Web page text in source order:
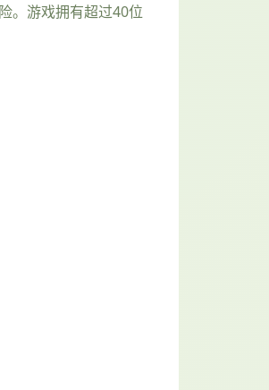
。游戏拥有超过40位